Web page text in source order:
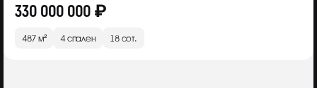
330 000 000 ₽
487 м² 4 спален 18 сот.